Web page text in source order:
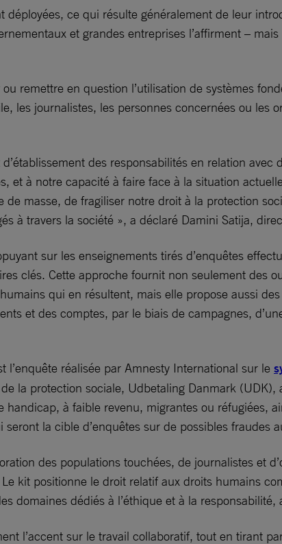
ce qui résulte généralement de leur
et grandes entreprises l’affirment –
remettre en question l’utilisation de systèmes
les journalistes, les personnes concernées ou les
des responsabilités en relation
et à notre capacité à faire face à la situation
masse, de fragiliser notre droit à la protection
à travers la société », a déclaré Damini Satija,
sur les enseignements tirés d’enquêtes
clés. Cette approche fournit non seulement des
qui en résultent, mais elle propose aussi
et des comptes, par le biais de campagnes,
l’enquête réalisée par Amnesty International sur le
la protection sociale, Udbetaling Danmark
à faible revenu, migrantes ou réfugiées,
la cible d’enquêtes sur de possibles fraudes
des populations touchées, de journalistes et
kit positionne le droit relatif aux droits humains
domaines dédiés à l’éthique et à la
l’accent sur le travail collaboratif, tout en tirant